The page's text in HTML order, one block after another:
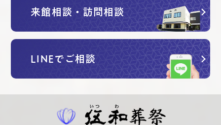
来館相談・訪問相談
LINEでご相談